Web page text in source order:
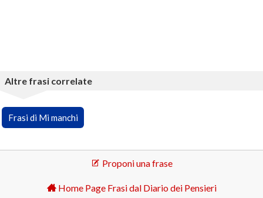
Altre frasi correlate
Frasi di Mi manchi
Proponi una frase
Home Page Frasi dal Diario dei Pensieri